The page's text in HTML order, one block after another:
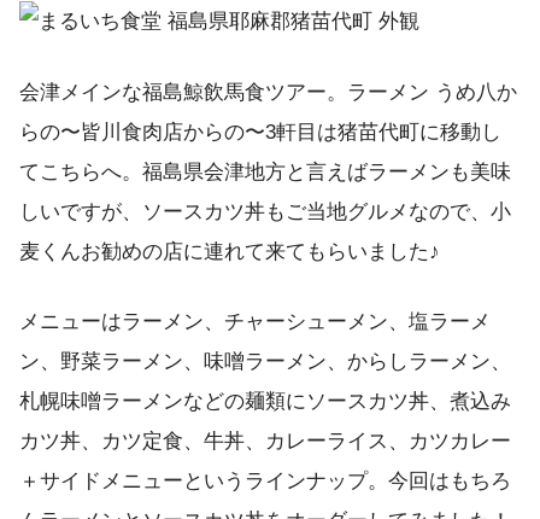
会津メインな福島鯨飲馬食ツアー。ラーメン うめ八か
らの〜皆川食肉店からの〜3軒目は猪苗代町に移動し
てこちらへ。福島県会津地方と言えばラーメンも美味
しいですが、ソースカツ丼もご当地グルメなので、小
麦くんお勧めの店に連れて来てもらいました♪
メニューはラーメン、チャーシューメン、塩ラーメ
ン、野菜ラーメン、味噌ラーメン、からしラーメン、
札幌味噌ラーメンなどの麺類にソースカツ丼、煮込み
カツ丼、カツ定食、牛丼、カレーライス、カツカレー
＋サイドメニューというラインナップ。今回はもちろ